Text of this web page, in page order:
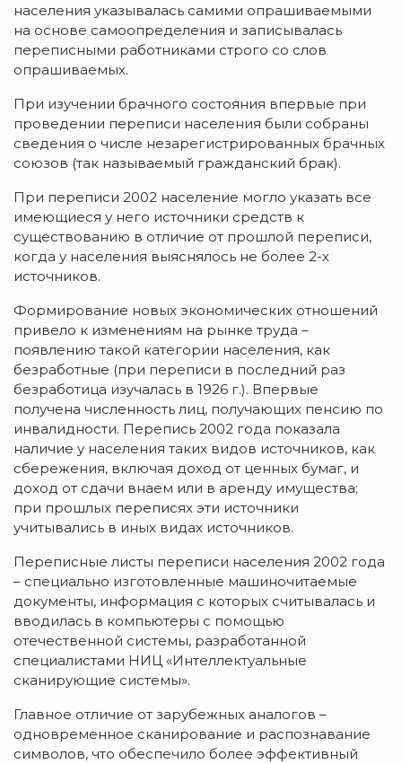
населения указывалась самими опрашиваемыми
на основе самоопределения и записывалась
переписными работниками строго со слов
опрашиваемых.
При изучении брачного состояния впервые при
проведении переписи населения были собраны
сведения о числе незарегистрированных брачных
союзов (так называемый гражданский брак).
При переписи 2002 население могло указать все
имеющиеся у него источники средств к
существованию в отличие от прошлой переписи,
когда у населения выяснялось не более 2-х
источников.
Формирование новых экономических отношений
привело к изменениям на рынке труда –
появлению такой категории населения, как
безработные (при переписи в последний раз
безработица изучалась в 1926 г.). Впервые
получена численность лиц, получающих пенсию по
инвалидности. Перепись 2002 года показала
наличие у населения таких видов источников, как
сбережения, включая доход от ценных бумаг, и
доход от сдачи внаем или в аренду имущества;
при прошлых переписях эти источники
учитывались в иных видах источников.
Переписные листы переписи населения 2002 года
– специально изготовленные машиночитаемые
документы, информация с которых считывалась и
вводилась в компьютеры с помощью
отечественной системы, разработанной
специалистами НИЦ «Интеллектуальные
сканирующие системы».
Главное отличие от зарубежных аналогов –
одновременное сканирование и распознавание
символов, что обеспечило более эффективный